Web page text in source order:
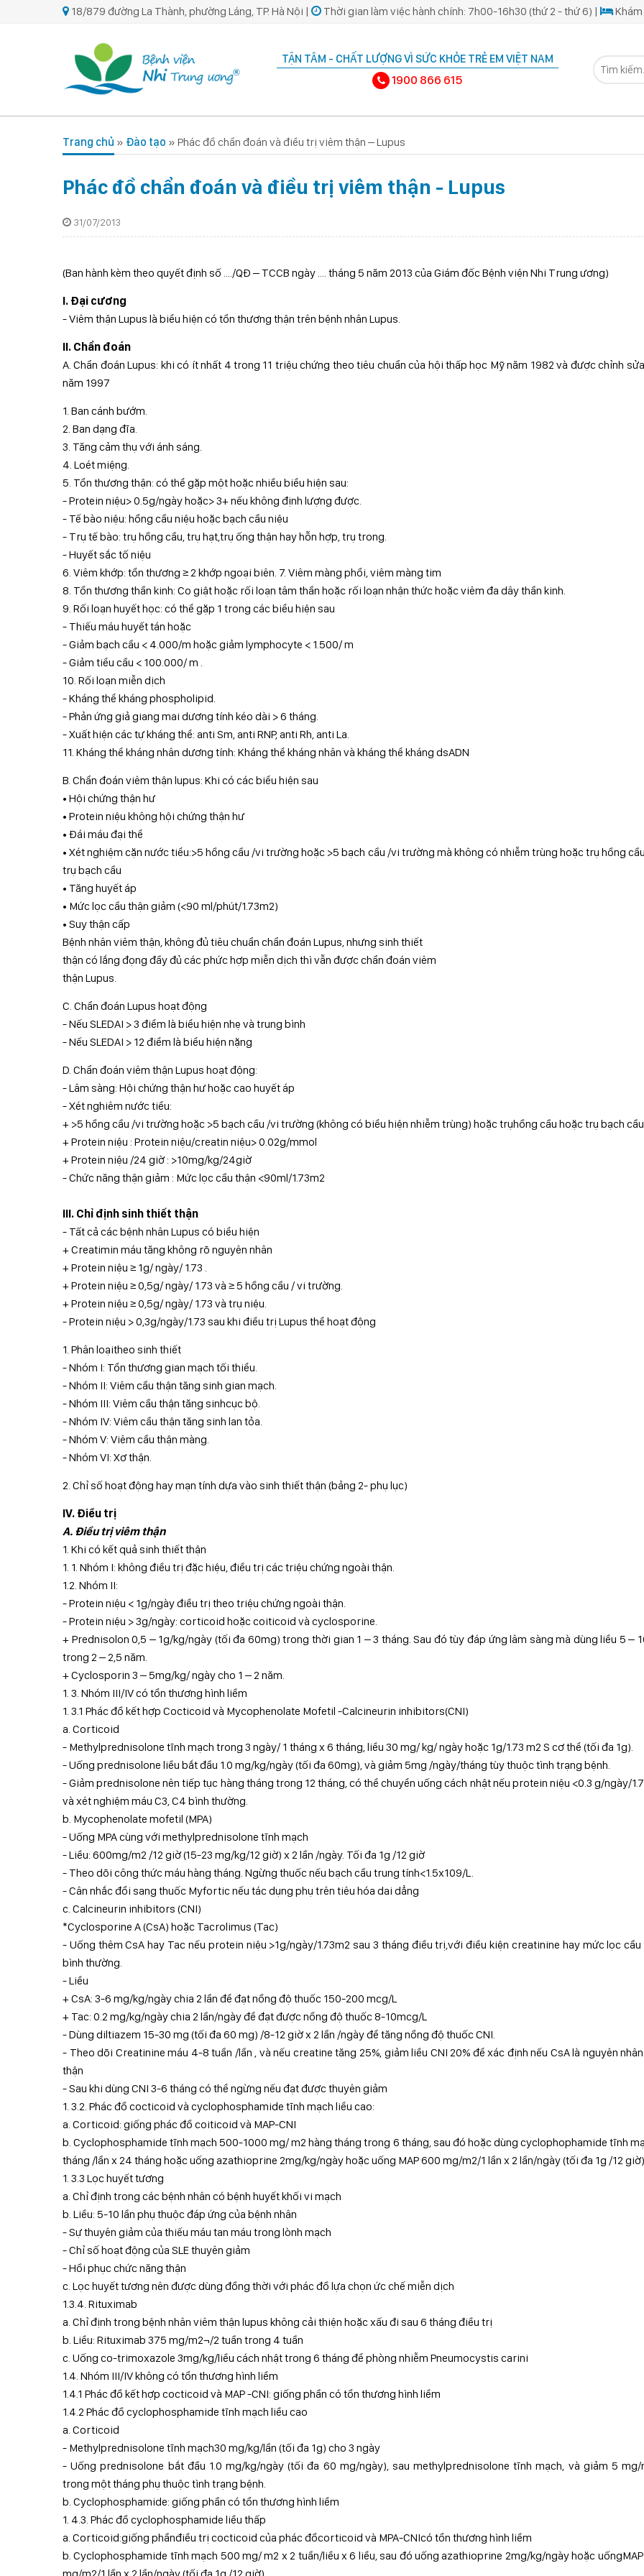
18/879 đường La Thành, phường Láng, TP. Hà Nội | Thời gian làm việc hành chính: 7h00-16h30 (thứ 2 - thứ 6) | Khám
TẬN TÂM - CHẤT LƯỢNG VÌ SỨC KHỎE TRẺ EM VIỆT NAM
1900 866 615
Trang chủ » Đào tạo » Phác đồ chẩn đoán và điều trị viêm thận – Lupus
Phác đồ chẩn đoán và điều trị viêm thận - Lupus
31/07/2013
(Ban hành kèm theo quyết định số ..../QĐ – TCCB ngày .... tháng 5 năm 2013 của Giám đốc Bệnh viện Nhi Trung ương)
I. Đại cương
- Viêm thận Lupus là biểu hiện có tổn thương thận trên bệnh nhân Lupus.
II. Chẩn đoán
A. Chẩn đoán Lupus: khi có ít nhất 4 trong 11 triệu chứng theo tiêu chuẩn của hội thấp học Mỹ năm 1982 và được chỉnh
năm 1997
1. Ban cánh bướm.
2. Ban dạng đĩa.
3. Tăng cảm thụ với ánh sáng.
4. Loét miệng.
5. Tổn thương thận: có thể gặp một hoặc nhiều biểu hiện sau:
- Protein niệu> 0.5g/ngày hoặc> 3+ nếu không định lượng được.
- Tế bào niệu: hồng cầu niệu hoặc bạch cầu niệu
- Trụ tế bào: trụ hồng cầu, trụ hạt,trụ ống thận hay hỗn hợp, trụ trong.
- Huyết sắc tố niệu
6. Viêm khớp: tổn thương ≥ 2 khớp ngoại biên. 7. Viêm màng phổi, viêm màng tim
8. Tổn thương thần kinh: Co giật hoặc rối loạn tâm thần hoặc rối loạn nhận thức hoặc viêm đa dây thần kinh.
9. Rối loạn huyết học: có thể gặp 1 trong các biểu hiện sau
- Thiếu máu huyết tán hoặc
- Giảm bạch cầu < 4.000/m hoặc giảm lymphocyte < 1.500/ m
- Giảm tiểu cầu < 100.000/ m .
10. Rối loạn miễn dịch
- Kháng thể kháng phospholipid.
- Phản ứng giả giang mai dương tính kéo dài > 6 tháng.
- Xuất hiện các tự kháng thể: anti Sm, anti RNP, anti Rh, anti La.
11. Kháng thể kháng nhân dương tính: Kháng thể kháng nhân và kháng thể kháng dsADN
B. Chẩn đoán viêm thận lupus: Khi có các biểu hiện sau
• Hội chứng thận hư
• Protein niệu không hội chứng thận hư
• Đái máu đại thể
• Xét nghiệm cặn nước tiểu:>5 hồng cầu /vi trường hoặc >5 bạch cầu /vi trường mà không có nhiễm trùng hoặc trụ hồng
trụ bạch cầu
• Tăng huyết áp
• Mức lọc cầu thận giảm (<90 ml/phút/1.73m2)
• Suy thận cấp
Bệnh nhân viêm thận, không đủ tiêu chuẩn chẩn đoán Lupus, nhưng sinh thiết
thận có lắng đọng đầy đủ các phức hợp miễn dịch thì vẫn được chẩn đoán viêm
thận Lupus.
C. Chẩn đoán Lupus hoạt động
- Nếu SLEDAI > 3 điểm là biểu hiện nhẹ và trung bình
- Nếu SLEDAI > 12 điểm là biểu hiện nặng
D. Chẩn đoán viêm thận Lupus hoạt động:
- Lâm sàng: Hội chứng thận hư hoặc cao huyết áp
- Xét nghiêm nước tiểu:
+ >5 hồng cầu /vi trường hoặc >5 bạch cầu /vi trường (không có biểu hiện nhiễm trùng) hoặc trụhồng cầu hoặc trụ bạch cầu
+ Protein niệu : Protein niệu/creatin niệu> 0.02g/mmol
+ Protein niệu /24 giờ : >10mg/kg/24giờ
- Chức năng thận giảm : Mức lọc cầu thận <90ml/1.73m2
III. Chỉ định sinh thiết thận
- Tất cả các bệnh nhân Lupus có biểu hiện
+ Creatimin máu tăng không rõ nguyên nhân
+ Protein niệu ≥ 1g/ ngày/ 1.73 .
+ Protein niệu ≥ 0,5g/ ngày/ 1.73 và ≥ 5 hồng cầu / vi trường.
+ Protein niệu ≥ 0,5g/ ngày/ 1.73 và trụ niệu.
- Protein niệu > 0,3g/ngày/1.73 sau khi điều trị Lupus thể hoạt động
1. Phân loạitheo sinh thiết
- Nhóm I: Tổn thương gian mạch tối thiểu.
- Nhóm II: Viêm cầu thận tăng sinh gian mạch.
- Nhóm III: Viêm cầu thận tăng sinhcục bộ.
- Nhóm IV: Viêm cầu thận tăng sinh lan tỏa.
- Nhóm V: Viêm cầu thận màng.
- Nhóm VI: Xơ thận.
2. Chỉ số hoạt động hay mạn tính dựa vào sinh thiết thận (bảng 2- phụ lục)
IV. Điều trị
A. Điều trị viêm thận
1. Khi có kết quả sinh thiết thận
1. 1. Nhóm I: không điều trị đặc hiệu, điều trị các triệu chứng ngoài thận.
1.2. Nhóm II:
- Protein niệu < 1g/ngày điều trị theo triệu chứng ngoài thận.
- Protein niệu > 3g/ngày: corticoid hoặc coiticoid và cyclosporine.
+ Prednisolon 0,5 – 1g/kg/ngày (tối đa 60mg) trong thời gian 1 – 3 tháng. Sau đó tùy đáp ứng lâm sàng mà dùng liều 5 –
trong 2 – 2,5 năm.
+ Cyclosporin 3 – 5mg/kg/ ngày cho 1 – 2 năm.
1. 3. Nhóm III/IV có tổn thương hình liềm
1. 3.1 Phác đồ kết hợp Cocticoid và Mycophenolate Mofetil -Calcineurin inhibitors(CNI)
a. Corticoid
- Methylprednisolone tĩnh mạch trong 3 ngày/ 1 tháng x 6 tháng, liều 30 mg/ kg/ ngày hoặc 1g/1.73 m2 S cơ thể (tối đa 1g).
- Uống prednisolone liều bắt đầu 1.0 mg/kg/ngày (tối đa 60mg), và giảm 5mg /ngày/tháng tùy thuộc tình trạng bệnh.
- Giảm prednisolone nên tiếp tục hàng tháng trong 12 tháng, có thể chuyển uống cách nhật nếu protein niệu <0.3 g/ngày/
và xét nghiệm máu C3, C4 bình thường.
b. Mycophenolate mofetil (MPA)
- Uống MPA cùng với methylprednisolone tĩnh mạch
- Liều: 600mg/m2 /12 giờ (15-23 mg/kg/12 giờ) x 2 lần /ngày. Tối đa 1g /12 giờ
- Theo dõi công thức máu hàng tháng. Ngừng thuốc nếu bạch cầu trung tính<1.5x109/L.
- Cân nhắc đổi sang thuốc Myfortic nếu tác dụng phụ trên tiêu hóa dai dẳng
c. Calcineurin inhibitors (CNI)
*Cyclosporine A (CsA) hoặc Tacrolimus (Tac)
- Uống thêm CsA hay Tac nếu protein niệu >1g/ngày/1.73m2 sau 3 tháng điều trị,với điều kiện creatinine hay mức lọc cầu
bình thường.
- Liều
+ CsA: 3-6 mg/kg/ngày chia 2 lần để đạt nồng độ thuốc 150-200 mcg/L
+ Tac: 0.2 mg/kg/ngày chia 2 lần/ngày để đạt được nồng độ thuốc 8-10mcg/L
- Dùng diltiazem 15-30 mg (tối đa 60 mg) /8-12 giờ x 2 lần /ngày để tăng nồng độ thuốc CNI.
- Theo dõi Creatinine máu 4-8 tuần /lần , và nếu creatine tăng 25%, giảm liều CNI 20% để xác định nếu CsA là nguyên
thận
- Sau khi dùng CNI 3-6 tháng có thể ngừng nếu đạt được thuyên giảm
1. 3.2. Phác đồ cocticoid và cyclophosphamide tĩnh mạch liều cao:
a. Corticoid: giống phác đồ coiticoid và MAP-CNI
b. Cyclophosphamide tĩnh mạch 500-1000 mg/ m2 hàng tháng trong 6 tháng, sau đó hoặc dùng cyclophophamide tĩnh
tháng /lần x 24 tháng hoặc uống azathioprine 2mg/kg/ngày hoặc uống MAP 600 mg/m2/1 lần x 2 lần/ngày (tối đa 1g /12 giờ)
1. 3.3 Lọc huyết tương
a. Chỉ định trong các bệnh nhân có bệnh huyết khối vi mạch
b. Liều: 5-10 lần phụ thuộc đáp ứng của bệnh nhân
- Sự thuyên giảm của thiếu máu tan máu trong lònh mạch
- Chỉ số hoạt động của SLE thuyên giảm
- Hồi phục chức năng thận
c. Lọc huyết tương nên được dùng đồng thời với phác đồ lựa chọn ức chế miễn dịch
1.3.4. Rituximab
a. Chỉ định trong bệnh nhân viêm thận lupus không cải thiện hoặc xấu đi sau 6 tháng điều trị
b. Liều: Rituximab 375 mg/m2¬/2 tuần trong 4 tuần
c. Uống co-trimoxazole 3mg/kg/liều cách nhật trong 6 tháng để phòng nhiễm Pneumocystis carini
1.4. Nhóm III/IV không có tổn thương hình liềm
1.4.1 Phác đồ kết hợp cocticoid và MAP -CNI: giống phần có tổn thương hình liềm
1.4.2 Phác đồ cyclophosphamide tĩnh mạch liều cao
a. Corticoid
- Methylprednisolone tĩnh mạch30 mg/kg/lần (tối đa 1g) cho 3 ngày
- Uống prednisolone bắt đầu 1.0 mg/kg/ngày (tối đa 60 mg/ngày), sau methylprednisolone tĩnh mạch, và giảm 5 mg/
trong một tháng phụ thuộc tình trạng bệnh.
b. Cyclophosphamide: giống phần có tổn thương hình liềm
1. 4.3. Phác đồ cyclophosphamide liều thấp
a. Corticoid:giống phầnđiều trị cocticoid của phác đồcorticoid và MPA-CNIcó tổn thương hình liềm
b. Cyclophosphamide tĩnh mạch 500 mg/ m2 x 2 tuần/liều x 6 liều, sau đó uống azathioprine 2mg/kg/ngày hoặc